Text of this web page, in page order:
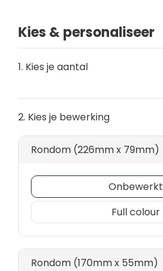
Kies & personaliseer
1. Kies je aantal
2. Kies je bewerking
Rondom (226mm x 79mm)
Onbewerkt
Full colour
Rondom (170mm x 55mm)